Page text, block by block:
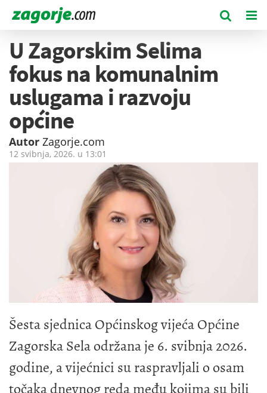
U Zagorskim Selima
fokus na komunalnim
uslugama i razvoju
općine
Autor Zagorje.com
12 svibnja, 2026. u 13:01
Šesta sjednica Općinskog vijeća Općine
Zagorska Sela održana je 6. svibnja 2026.
godine, a vijećnici su raspravljali o osam
točaka dnevnog reda među kojima su bili